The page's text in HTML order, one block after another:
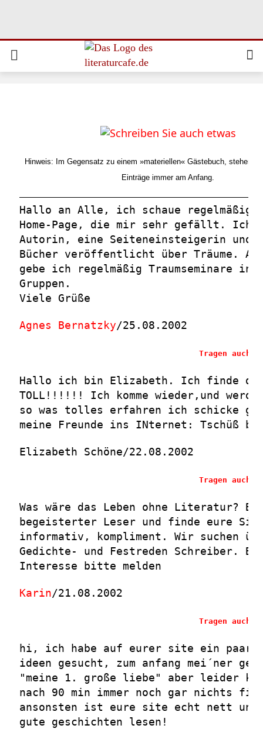
Hinweis: Im Gegensatz zu einem »materiellen« Gästebuch, stehen
Einträge immer am Anfang.
Hallo an Alle, ich schaue regelmäßig
Home-Page, die mir sehr gefällt. Ich
Autorin, eine Seiteneinsteigerin und
Bücher veröffentlicht über Träume.
gebe ich regelmäßig Traumseminare in
Gruppen.
Viele Grüße
Agnes Bernatzky/25.08.2002
Tragen auch
Hallo ich bin Elizabeth. Ich finde
TOLL!!!!!! Ich komme wieder,und werde
so was tolles erfahren ich schicke
meine Freunde ins INternet: Tschüß
Elizabeth Schöne/22.08.2002
Tragen auch
Was wäre das Leben ohne Literatur?
begeisterter Leser und finde eure
informativ, kompliment. Wir suchen
Gedichte- und Festreden Schreiber.
Interesse bitte melden
Karin/21.08.2002
Tragen auch
hi, ich habe auf eurer site ein paar
ideen gesucht, zum anfang mei´ner
"meine 1. große liebe" aber leider
nach 90 min immer noch gar nichts
ansonsten ist eure site echt nett und
gute geschichten lesen!